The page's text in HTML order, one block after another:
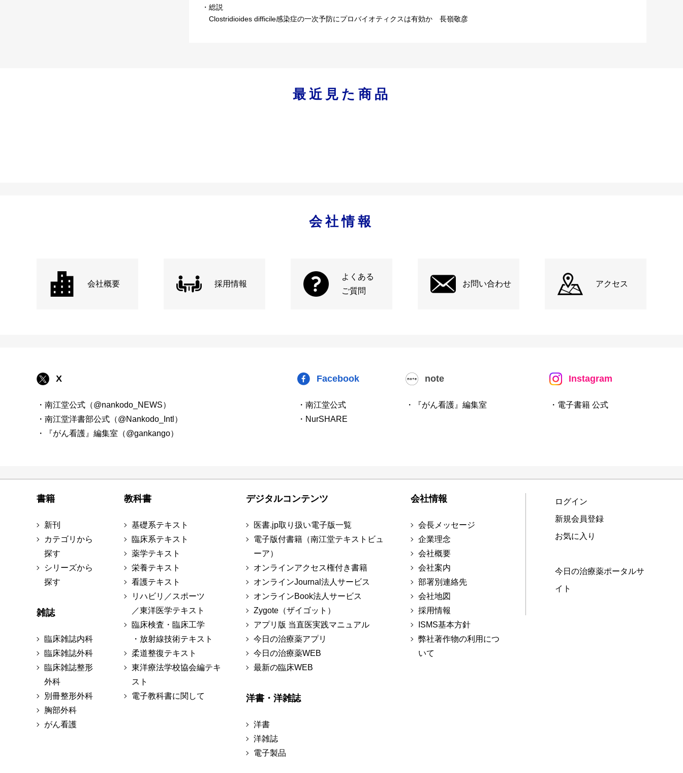
・総説
Clostridioides difficile感染症の一次予防にプロバイオティクスは有効か 長嶺敬彦
最近見た商品
会社情報
会社概要 採用情報
よくある
ご質問
お問い合わせ アクセス
X
・南江堂公式（@nankodo_NEWS）
・南江堂洋書部公式（@Nankodo_Intl）
・『がん看護』編集室（@gankango）
Facebook
・南江堂公式
・NurSHARE
note
・『がん看護』編集室
Instagram
・電子書籍 公式
書籍
新刊
カテゴリから
探す
シリーズから
探す
雑誌
臨床雑誌内科
臨床雑誌外科
臨床雑誌整形
外科
別冊整形外科
胸部外科
がん看護
教科書
基礎系テキスト
臨床系テキスト
薬学テキスト
栄養テキスト
看護テキスト
リハビリ／スポーツ
／東洋医学テキスト
臨床検査・臨床工学
・放射線技術テキスト
柔道整復テキスト
東洋療法学校協会編テキ
スト
電子教科書に関して
デジタルコンテンツ
医書.jp取り扱い電子版一覧
電子版付書籍（南江堂テキストビュ
ーア）
オンラインアクセス権付き書籍
オンラインJournal法人サービス
オンラインBook法人サービス
Zygote（ザイゴット）
アプリ版 当直医実践マニュアル
今日の治療薬アプリ
今日の治療薬WEB
最新の臨床WEB
洋書・洋雑誌
洋書
洋雑誌
電子製品
会社情報
会長メッセージ
企業理念
会社概要
会社案内
部署別連絡先
会社地図
採用情報
ISMS基本方針
弊社著作物の利用につ
いて
ログイン
新規会員登録
お気に入り
今日の治療薬ポータルサ
イト